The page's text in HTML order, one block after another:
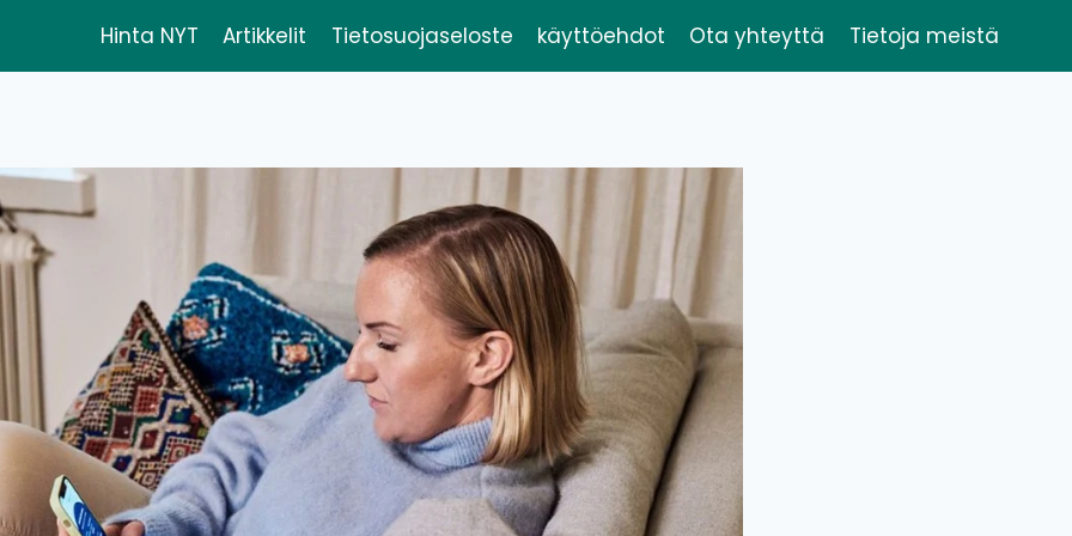
Hinta NYT Artikkelit Tietosuojaseloste käyttöehdot Ota yhteyttä Tietoja meistä